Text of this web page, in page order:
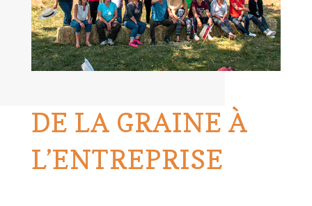
DE LA GRAINE À
L’ENTREPRISE